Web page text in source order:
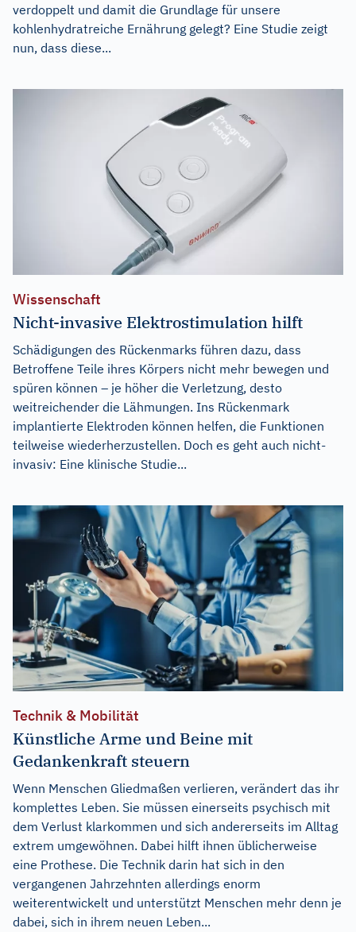
verdoppelt und damit die Grundlage für unsere
kohlenhydratreiche Ernährung gelegt? Eine Studie zeigt
nun, dass diese...
Wissenschaft
Nicht-invasive Elektrostimulation hilft
Schädigungen des Rückenmarks führen dazu, dass
Betroffene Teile ihres Körpers nicht mehr bewegen und
spüren können – je höher die Verletzung, desto
weitreichender die Lähmungen. Ins Rückenmark
implantierte Elektroden können helfen, die Funktionen
teilweise wiederherzustellen. Doch es geht auch nicht-
invasiv: Eine klinische Studie...
Technik & Mobilität
Künstliche Arme und Beine mit
Gedankenkraft steuern
Wenn Menschen Gliedmaßen verlieren, verändert das ihr
komplettes Leben. Sie müssen einerseits psychisch mit
dem Verlust klarkommen und sich andererseits im Alltag
extrem umgewöhnen. Dabei hilft ihnen üblicherweise
eine Prothese. Die Technik darin hat sich in den
vergangenen Jahrzehnten allerdings enorm
weiterentwickelt und unterstützt Menschen mehr denn je
dabei, sich in ihrem neuen Leben...